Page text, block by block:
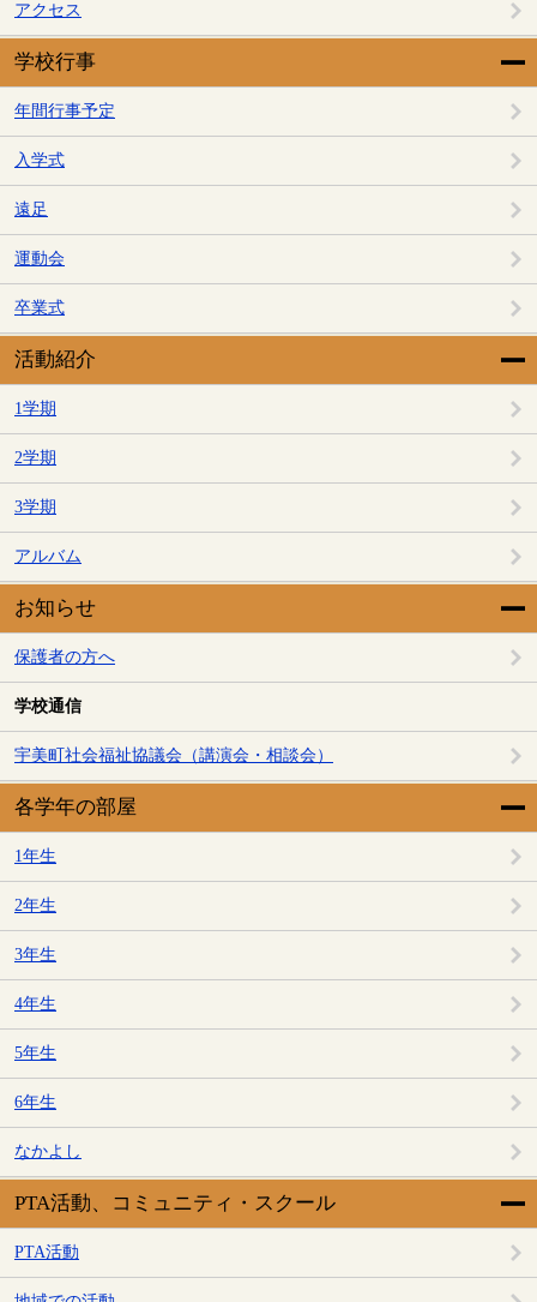
アクセス
学校行事
年間行事予定
入学式
遠足
運動会
卒業式
活動紹介
1学期
2学期
3学期
アルバム
お知らせ
保護者の方へ
学校通信
宇美町社会福祉協議会（講演会・相談会）
各学年の部屋
1年生
2年生
3年生
4年生
5年生
6年生
なかよし
PTA活動、コミュニティ・スクール
PTA活動